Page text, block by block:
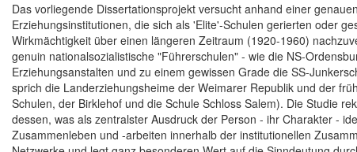
Das vorliegende Dissertationsprojekt versucht anhand einer
Erziehungsinstitutionen, die sich als 'Elite'-Schulen gerierten oder
Wirkmächtigkeit über einen längeren Zeitraum (1920-1960)
genuin nationalsozialistische "Führerschulen" - wie die NS-
Erziehungsanstalten und zu einem gewissen Grade die SS-
sprich die Landerziehungsheime der Weimarer Republik und der
Schulen, der Birklehof und die Schule Schloss Salem). Die Studie
dessen, was als zentralster Ausdruck der Person - ihr Charakter -
Zusammenleben und -arbeiten innerhalb der institutionellen